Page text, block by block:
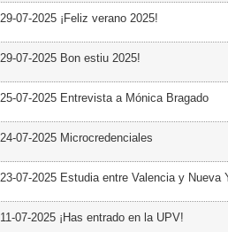
29-07-2025 ¡Feliz verano 2025!
29-07-2025 Bon estiu 2025!
25-07-2025 Entrevista a Mónica Bragado
24-07-2025 Microcredenciales
23-07-2025 Estudia entre Valencia y Nueva
11-07-2025 ¡Has entrado en la UPV!